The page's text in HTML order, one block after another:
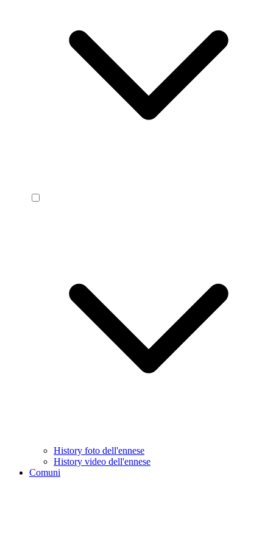
History foto dell'ennese
History video dell'ennese
Comuni